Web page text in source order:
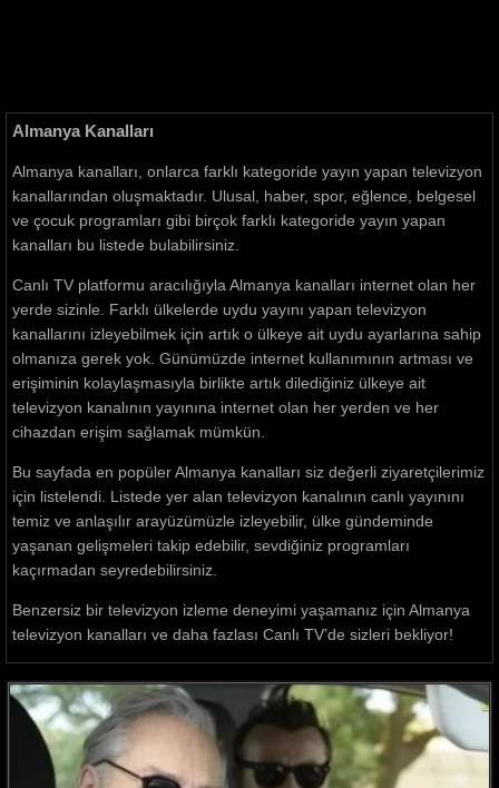
Almanya Kanalları
Almanya kanalları, onlarca farklı kategoride yayın yapan televizyon
kanallarından oluşmaktadır. Ulusal, haber, spor, eğlence, belgesel
ve çocuk programları gibi birçok farklı kategoride yayın yapan
kanalları bu listede bulabilirsiniz.
Canlı TV platformu aracılığıyla Almanya kanalları internet olan her
yerde sizinle. Farklı ülkelerde uydu yayını yapan televizyon
kanallarını izleyebilmek için artık o ülkeye ait uydu ayarlarına sahip
olmanıza gerek yok. Günümüzde internet kullanımının artması ve
erişiminin kolaylaşmasıyla birlikte artık dilediğiniz ülkeye ait
televizyon kanalının yayınına internet olan her yerden ve her
cihazdan erişim sağlamak mümkün.
Bu sayfada en popüler Almanya kanalları siz değerli ziyaretçilerimiz
için listelendi. Listede yer alan televizyon kanalının canlı yayınını
temiz ve anlaşılır arayüzümüzle izleyebilir, ülke gündeminde
yaşanan gelişmeleri takip edebilir, sevdiğiniz programları
kaçırmadan seyredebilirsiniz.
Benzersiz bir televizyon izleme deneyimi yaşamanız için Almanya
televizyon kanalları ve daha fazlası Canlı TV’de sizleri bekliyor!